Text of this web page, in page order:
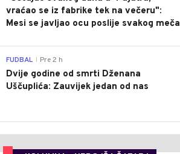
vraćao se iz fabrike tek na večeru":
Mesi se javljao ocu poslije svakog meča
FUDBAL Pre 2 h
Dvije godine od smrti Dženana
Uščuplića: Zauvijek jedan od nas